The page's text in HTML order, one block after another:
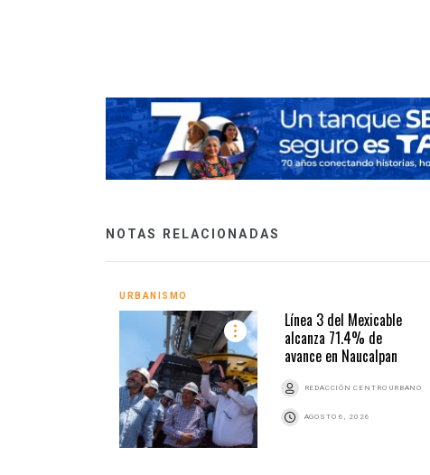
NOTAS RELACIONADAS
URBANISMO
Línea 3 del Mexicable
alcanza 71.4% de
avance en Naucalpan
REDACCIÓN CENTRO URBANO
AGOSTO 6, 2026